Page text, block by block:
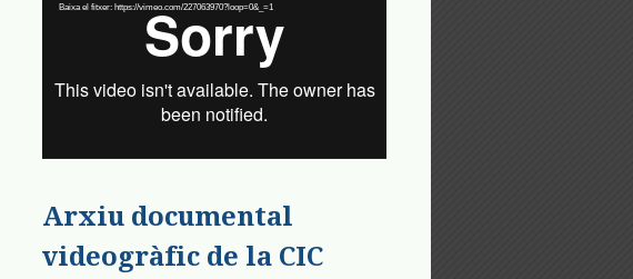
vídeo
Baixa el fitxer: https://vimeo.com/227063970?loop=0&_=1
Arxiu documental
videogràfic de la CIC